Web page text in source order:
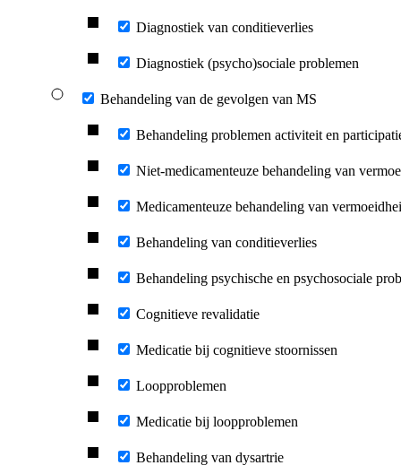
Diagnostiek van conditieverlies
Diagnostiek (psycho)sociale problemen
Behandeling van de gevolgen van MS
Behandeling problemen activiteit en
Niet-medicamenteuze behandeling van
Medicamenteuze behandeling van
Behandeling van conditieverlies
Behandeling psychische en psychosociale
Cognitieve revalidatie
Medicatie bij cognitieve stoornissen
Loopproblemen
Medicatie bij loopproblemen
Behandeling van dysartrie